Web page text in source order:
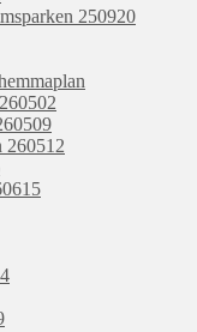
250920
260512